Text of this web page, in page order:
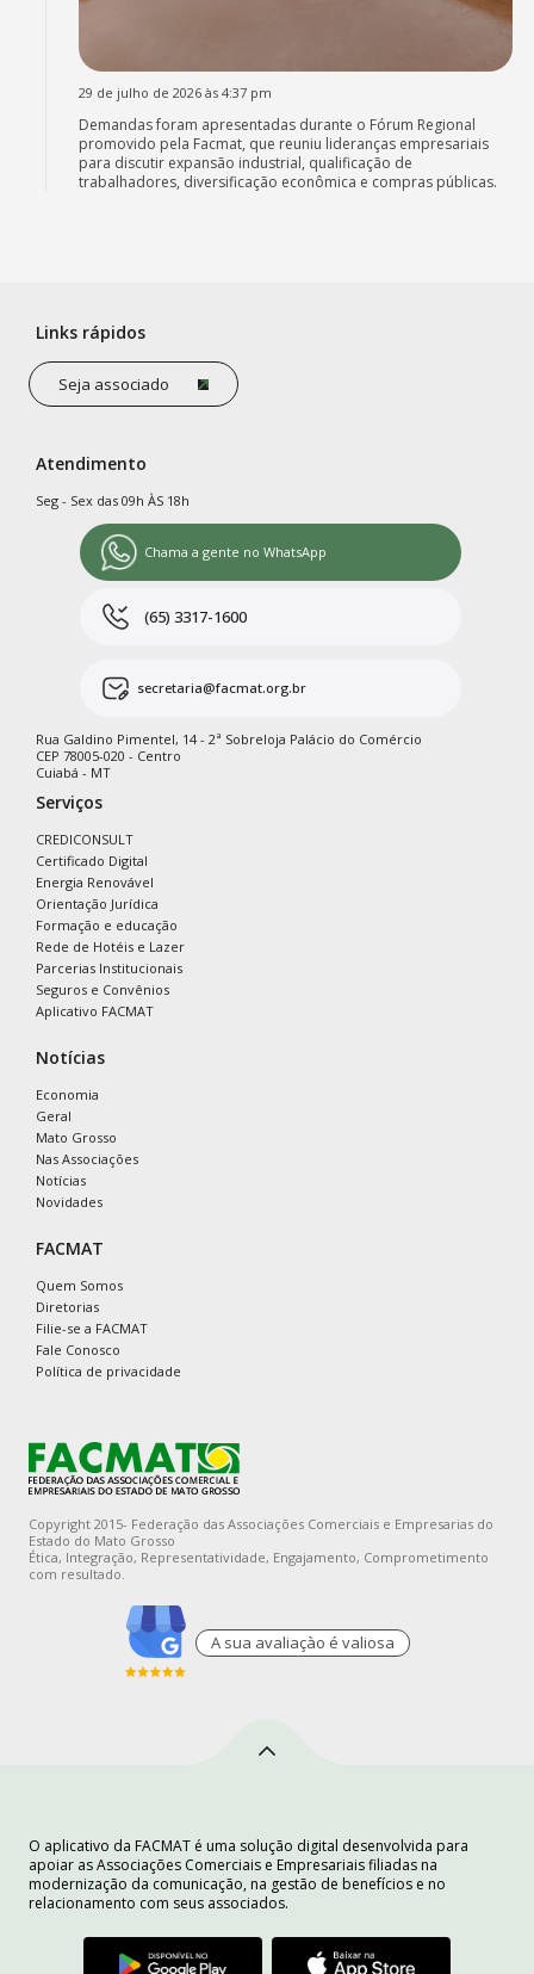
29 de julho de 2026 às 4:37 pm
Demandas foram apresentadas durante o Fórum Regional
promovido pela Facmat, que reuniu lideranças empresariais
para discutir expansão industrial, qualificação de
trabalhadores, diversificação econômica e compras públicas.
Links rápidos
Seja associado
Atendimento
Seg - Sex das 09h ÀS 18h
Chama a gente no WhatsApp
(65) 3317-1600
secretaria@facmat.org.br
Rua Galdino Pimentel, 14 - 2ª Sobreloja Palácio do Comércio
CEP 78005-020 - Centro
Cuiabá - MT
Serviços
CREDICONSULT
Certificado Digital
Energia Renovável
Orientação Jurídica
Formação e educação
Rede de Hotéis e Lazer
Parcerias Institucionais
Seguros e Convênios
Aplicativo FACMAT
Notícias
Economia
Geral
Mato Grosso
Nas Associações
Notícias
Novidades
FACMAT
Quem Somos
Diretorias
Filie-se a FACMAT
Fale Conosco
Política de privacidade
Copyright 2015- Federação das Associações Comerciais e Empresarias do
Estado do Mato Grosso
Ética, Integração, Representatividade, Engajamento, Comprometimento
com resultado.
A sua avaliaçào é valiosa
O aplicativo da FACMAT é uma solução digital desenvolvida para
apoiar as Associações Comerciais e Empresariais filiadas na
modernização da comunicação, na gestão de benefícios e no
relacionamento com seus associados.